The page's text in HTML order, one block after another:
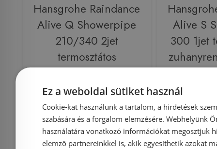
Hansgrohe Raindance
Alive Q Showerpipe
210/340 2jet
termosztátos
zuhanyrendszer, króm
24590000
Azonosító: 217159
Cikkszám: 24590000
707 582 Ft512 740 Ft
Alive S
300 1jet
631 775 Ft
Ez a weboldal sütiket használ
Cookie-kat használunk a tartalom, a hirdetések
szabására és a forgalom elemzésére. Webhelyünk
használatára vonatkozó információkat megosztjuk
elemző partnereinkkel is, akik egyesíthetik azokat